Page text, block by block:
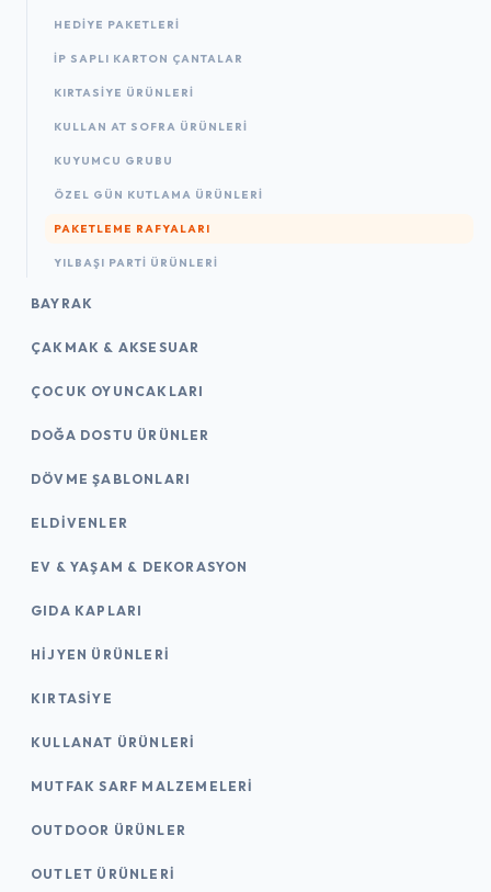
HEDIYE PAKETLERI
İP SAPLI KARTON ÇANTALAR
KIRTASIYE ÜRÜNLERI
KULLAN AT SOFRA ÜRÜNLERI
KUYUMCU GRUBU
ÖZEL GÜN KUTLAMA ÜRÜNLERI
PAKETLEME RAFYALARI
YILBAŞI PARTI ÜRÜNLERI
BAYRAK
ÇAKMAK & AKSESUAR
ÇOCUK OYUNCAKLARI
DOĞA DOSTU ÜRÜNLER
DÖVME ŞABLONLARI
ELDIVENLER
EV & YAŞAM & DEKORASYON
GIDA KAPLARI
HIJYEN ÜRÜNLERI
KIRTASİYE
KULLANAT ÜRÜNLERI
MUTFAK SARF MALZEMELERI
OUTDOOR ÜRÜNLER
OUTLET ÜRÜNLERI